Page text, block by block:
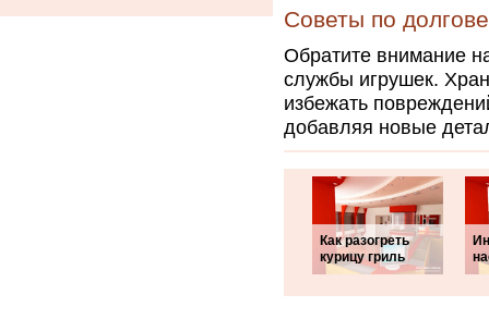
Советы по
Обратите внимание
службы игрушек.
избежать
добавляя новые
Как разогреть
курицу гриль